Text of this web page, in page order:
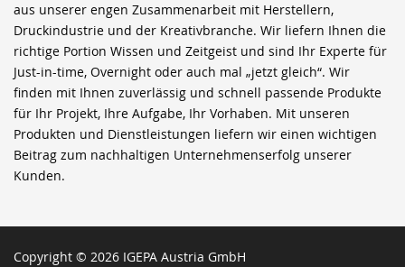
aus unserer engen Zusammenarbeit mit Herstellern,
Druckindustrie und der Kreativbranche. Wir liefern Ihnen die
richtige Portion Wissen und Zeitgeist und sind Ihr Experte für
Just-in-time, Overnight oder auch mal „jetzt gleich“. Wir
finden mit Ihnen zuverlässig und schnell passende Produkte
für Ihr Projekt, Ihre Aufgabe, Ihr Vorhaben. Mit unseren
Produkten und Dienstleistungen liefern wir einen wichtigen
Beitrag zum nachhaltigen Unternehmenserfolg unserer
Kunden.
Copyright © 2026 IGEPA Austria GmbH